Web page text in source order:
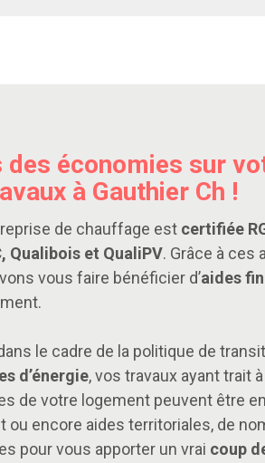
des économies sur
à Gauthier Ch !
de chauffage est certifiée
Qualibois et QualiPV. Grâce à ces
vous faire bénéficier d’aides
le cadre de la politique de
d’énergie, vos travaux ayant trait
de votre logement peuvent être
ou encore aides territoriales, de
pour vous apporter un vrai coup